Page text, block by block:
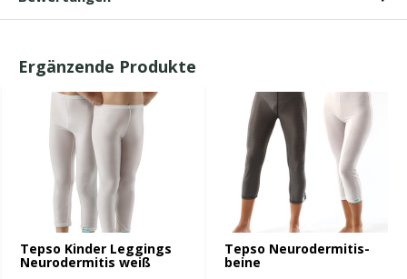
Ergänzende Produkte
Tepso Kinder Leggings
Neurodermitis weiß
Tepso Neurodermitis-
beine